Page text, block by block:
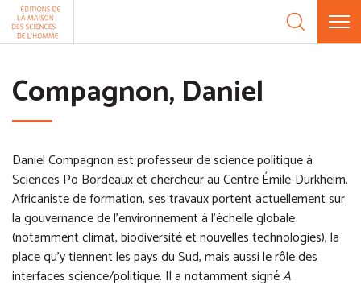
Aller au contenu
Compagnon, Daniel
Daniel Compagnon est professeur de science politique à
Sciences Po Bordeaux et chercheur au Centre Émile-Durkheim.
Africaniste de formation, ses travaux portent actuellement sur
la gouvernance de l'environnement à l’échelle globale
(notamment climat, biodiversité et nouvelles technologies), la
place qu'y tiennent les pays du Sud, mais aussi le rôle des
interfaces science/politique. Il a notamment signéA
Panneau de gestion des cookies